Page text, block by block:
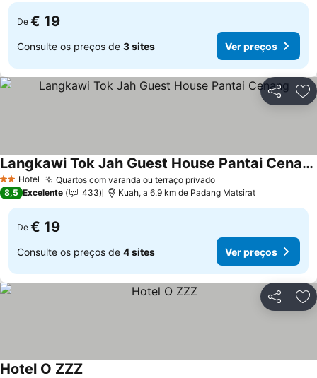
De € 19
Consulte os preços de 3 sites Ver preços
Partilhar
2 Estrelas
Hotel Quartos com varanda ou terraço privado
Langkawi Tok Jah Guest House Pantai Cenang
8,5 Excelente 433 Kuah, a 6.9 km de Padang Matsirat
De € 19
Consulte os preços de 4 sites Ver preços
Partilhar
Hotel O ZZZ